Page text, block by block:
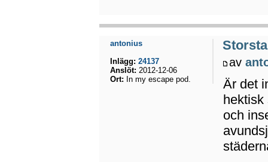
av
Är det
och
antonius
Inlägg: 24137
Anslöt: 2012-12-06
Ort: In my escape pod.